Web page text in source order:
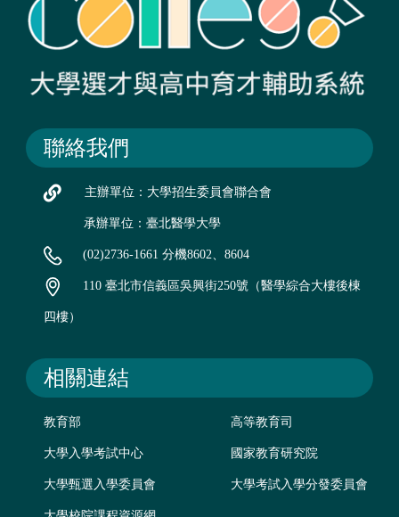
聯絡我們
主辦單位：大學招生委員會聯合會
承辦單位：臺北醫學大學
(02)2736-1661 分機8602、8604
110 臺北市信義區吳興街250號（醫學綜合大樓後棟
四樓）
相關連結
教育部 高等教育司
大學入學考試中心 國家教育研究院
大學甄選入學委員會 大學考試入學分發委員會